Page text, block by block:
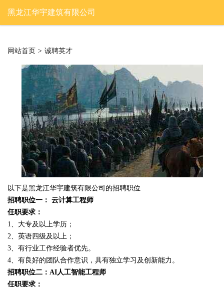
黑龙江华宇建筑有限公司
网站首页 > 诚聘英才
以下是黑龙江华宇建筑有限公司的招聘职位
招聘职位一： 云计算工程师
任职要求：
1、大专及以上学历；
2、英语四级及以上；
3、有行业工作经验者优先。
4、有良好的团队合作意识，具有独立学习及创新能力。
招聘职位二：AI人工智能工程师
任职要求：